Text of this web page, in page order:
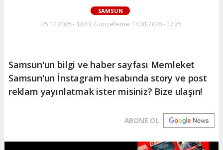
SAMSUN
25.12.2025 - 13:43, Güncelleme: 14.01.2026 - 17:25
Samsun'un bilgi ve haber sayfası Memleket
Samsun'un İnstagram hesabında story ve post
reklam yayınlatmak ister misiniz? Bize ulaşın!
ABONE OL